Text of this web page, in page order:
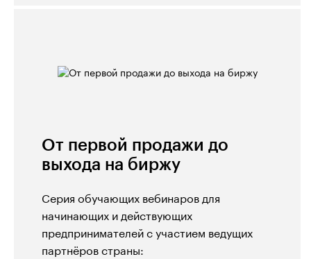
Точки кипения работают с бизнес-
партнерами, университетами,
и масштабировать проекты,
поддерживают встречи профильных
сообществ и способствуют
школьников, студентов и
профессионалов своего дела.
От первой продажи до
выхода на биржу
Серия обучающих вебинаров для
начинающих и действующих
предпринимателей с участием ведущих
партнёров страны: